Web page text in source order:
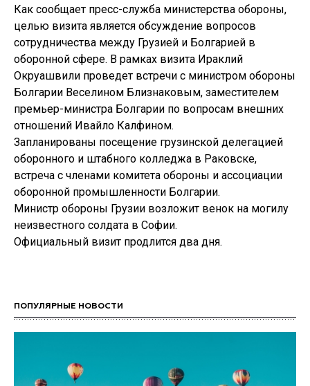
Как сообщает пресс-служба министерства обороны,
целью визита является обсуждение вопросов
сотрудничества между Грузией и Болгарией в
оборонной сфере. В рамках визита Ираклий
Окруашвили проведет встречи с министром обороны
Болгарии Веселином Близнаковым, заместителем
премьер-министра Болгарии по вопросам внешних
отношений Ивайло Калфином.
Запланированы посещение грузинской делегацией
оборонного и штабного колледжа в Раковске,
встреча с членами комитета обороны и ассоциации
оборонной промышленности Болгарии.
Министр обороны Грузии возложит венок на могилу
неизвестного солдата в Софии.
Официальный визит продлится два дня.
ПОПУЛЯРНЫЕ НОВОСТИ